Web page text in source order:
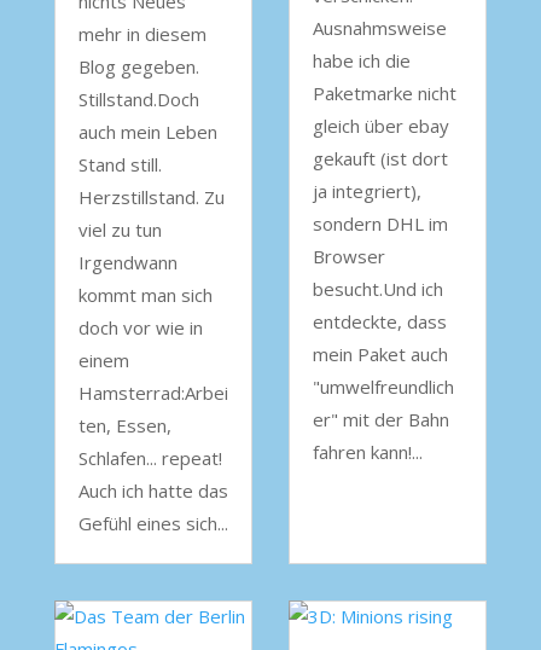
mehr in diesem
Blog gegeben.
Stillstand.Doch
auch mein Leben
Stand still.
Herzstillstand. Zu
viel zu tun
Irgendwann
kommt man sich
doch vor wie in
einem
Hamsterrad:Arbei
ten, Essen,
Schlafen... repeat!
Auch ich hatte das
Gefühl eines sich...
Ausnahmsweise
habe ich die
Paketmarke nicht
gleich über ebay
gekauft (ist dort
ja integriert),
sondern DHL im
Browser
besucht.Und ich
entdeckte, dass
mein Paket auch
"umwelfreundlich
er" mit der Bahn
fahren kann!...